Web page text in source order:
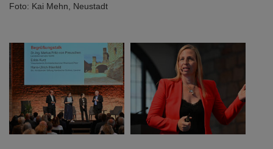
Foto: Kai Mehn, Neustadt